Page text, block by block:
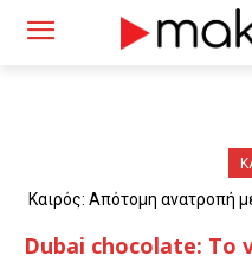
Καιρός: Απότομη ανατροπή
Dubai chocolate: Το